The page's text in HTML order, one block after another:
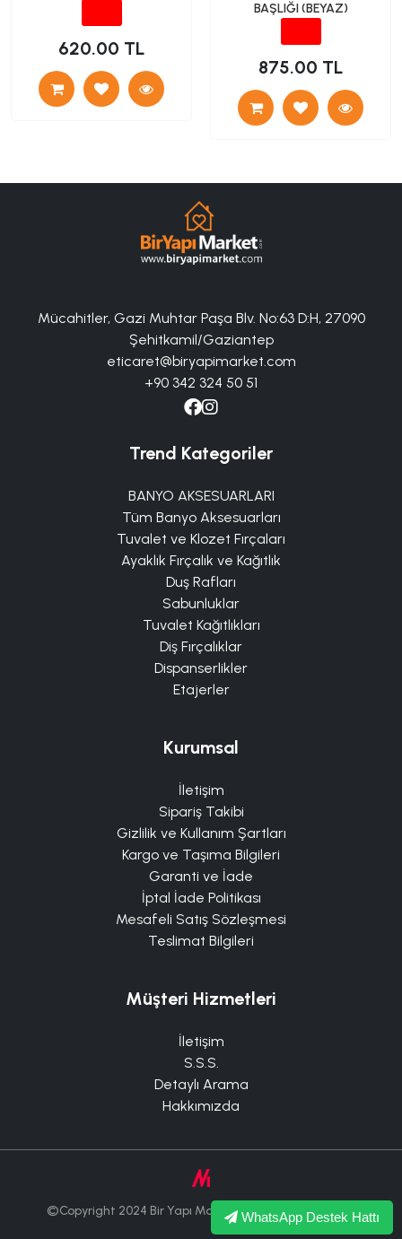
620.00 TL
BAŞLIĞI (BEYAZ)
875.00 TL
Mücahitler, Gazi Muhtar Paşa Blv. No:63 D:H, 27090
Şehitkamil/Gaziantep
eticaret@biryapimarket.com
+90 342 324 50 51
Trend Kategoriler
BANYO AKSESUARLARI
Tüm Banyo Aksesuarları
Tuvalet ve Klozet Fırçaları
Ayaklık Fırçalık ve Kağıtlık
Duş Rafları
Sabunluklar
Tuvalet Kağıtlıkları
Diş Fırçalıklar
Dispanserlikler
Etajerler
Kurumsal
İletişim
Sipariş Takibi
Gizlilik ve Kullanım Şartları
Kargo ve Taşıma Bilgileri
Garanti ve İade
İptal İade Politikası
Mesafeli Satış Sözleşmesi
Teslimat Bilgileri
Müşteri Hizmetleri
İletişim
S.S.S.
Detaylı Arama
Hakkımızda
©Copyright 2024 Bir Yapı Market Tüm Hakları Saklıdır.
WhatsApp Destek Hattı